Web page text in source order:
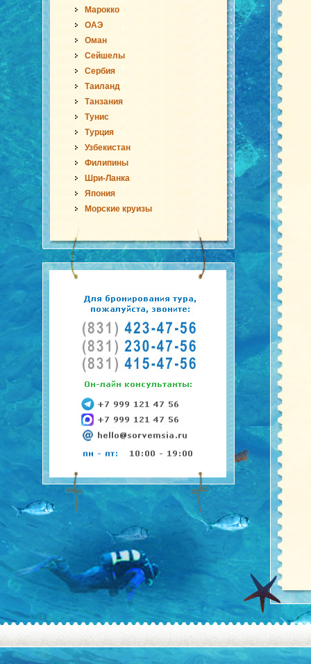
Марокко
ОАЭ
Оман
Сейшелы
Сербия
Таиланд
Танзания
Тунис
Турция
Узбекистан
Филипины
Шри-Ланка
Япония
Морские круизы